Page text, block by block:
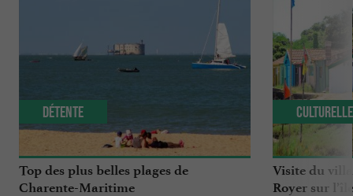
Top des plus belles plages de
Charente-Maritime
Détente
Visite du
Royer sur
Culturelle